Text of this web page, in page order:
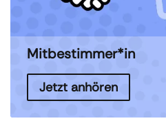
Mitbestimmer*in
Jetzt anhören